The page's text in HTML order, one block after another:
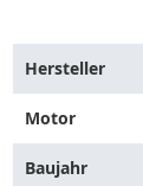
Artikel
auf
folgende
Fahrzeuge:
Hersteller
Motor
Baujahr